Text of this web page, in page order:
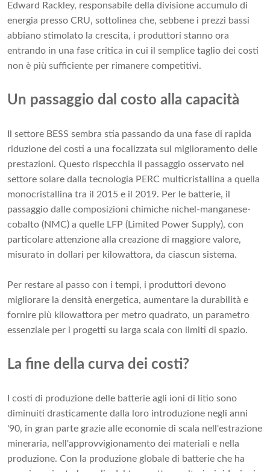
Edward Rackley, responsabile della divisione accumulo di
energia presso CRU, sottolinea che, sebbene i prezzi bassi
abbiano stimolato la crescita, i produttori stanno ora
entrando in una fase critica in cui il semplice taglio dei costi
non è più sufficiente per rimanere competitivi.
Un passaggio dal costo alla capacità
Il settore BESS sembra stia passando da una fase di rapida
riduzione dei costi a una focalizzata sul miglioramento delle
prestazioni. Questo rispecchia il passaggio osservato nel
settore solare dalla tecnologia PERC multicristallina a quella
monocristallina tra il 2015 e il 2019. Per le batterie, il
passaggio dalle composizioni chimiche nichel-manganese-
cobalto (NMC) a quelle LFP (Limited Power Supply), con
particolare attenzione alla creazione di maggiore valore,
misurato in dollari per kilowattora, da ciascun sistema.
Per restare al passo con i tempi, i produttori devono
migliorare la densità energetica, aumentare la durabilità e
fornire più kilowattora per metro quadrato, un parametro
essenziale per i progetti su larga scala con limiti di spazio.
La fine della curva dei costi?
I costi di produzione delle batterie agli ioni di litio sono
diminuiti drasticamente dalla loro introduzione negli anni
'90, in gran parte grazie alle economie di scala nell'estrazione
mineraria, nell'approvvigionamento dei materiali e nella
produzione. Con la produzione globale di batterie che ha